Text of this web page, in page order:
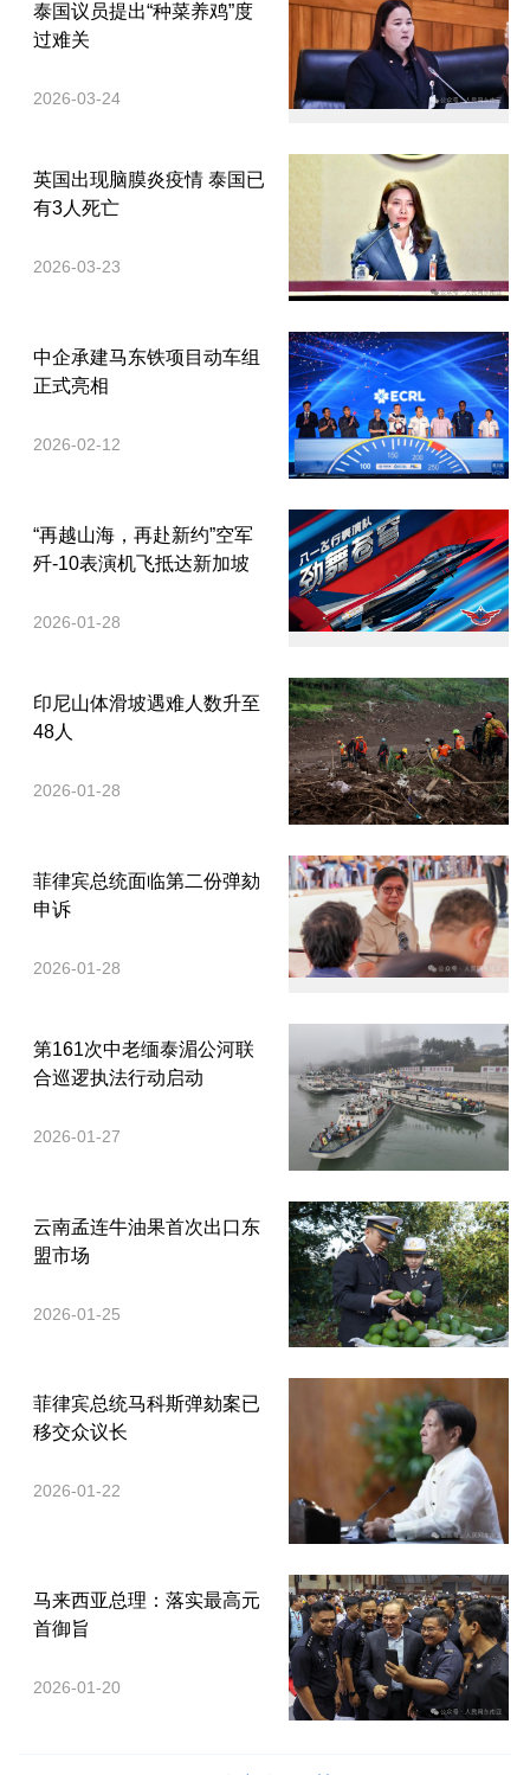
泰国议员提出“种菜养鸡”度
过难关
2026-03-24
英国出现脑膜炎疫情 泰国已
有3人死亡
2026-03-23
中企承建马东铁项目动车组
正式亮相
2026-02-12
“再越山海，再赴新约”空军
歼-10表演机飞抵达新加坡
2026-01-28
印尼山体滑坡遇难人数升至
48人
2026-01-28
菲律宾总统面临第二份弹劾
申诉
2026-01-28
第161次中老缅泰湄公河联
合巡逻执法行动启动
2026-01-27
云南孟连牛油果首次出口东
盟市场
2026-01-25
菲律宾总统马科斯弹劾案已
移交众议长
2026-01-22
马来西亚总理：落实最高元
首御旨
2026-01-20